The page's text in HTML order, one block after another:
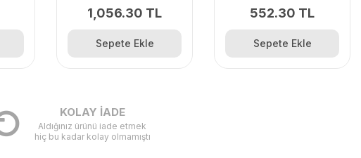
1,056.30 TL
Sepete Ekle
552.30 TL
Sepete Ekle
KOLAY İADE
Aldığınız ürünü iade etmek
hiç bu kadar kolay olmamıştı